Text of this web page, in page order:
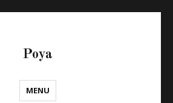
Poya
MENU